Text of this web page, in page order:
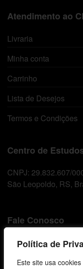
Política de
Este site usa
Atendimento ao
Livraria
Minha conta
Carrinho
Lista de Desejos
Termos e Condições
Centro de
CNPJ: 29.832.607/
São Leopoldo, RS,
Fale Conosco
E-mails